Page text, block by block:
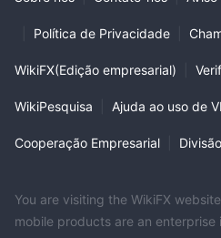
Política de Privacidade
WikiFX(Edição empresarial)
WikiPesquisa Ajuda ao uso de
Cooperação Empresarial
You are visiting the WikiFX
mobile products are an